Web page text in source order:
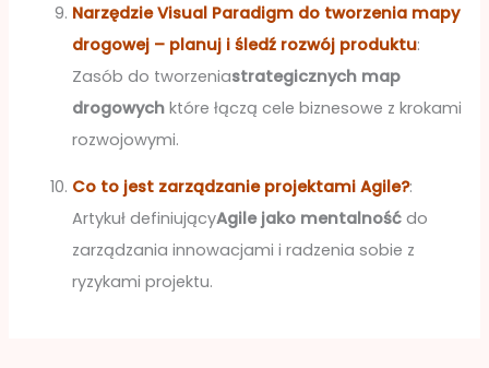
Narzędzie Visual Paradigm do tworzenia mapy
drogowej – planuj i śledź rozwój produktu:
Zasób do tworzeniastrategicznych map
drogowych które łączą cele biznesowe z krokami
rozwojowymi.
Co to jest zarządzanie projektami Agile?:
Artykuł definiującyAgile jako mentalność do
zarządzania innowacjami i radzenia sobie z
ryzykami projektu.